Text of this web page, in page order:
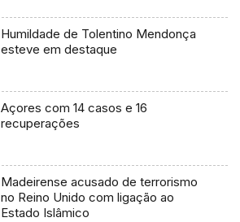
Humildade de Tolentino Mendonça
esteve em destaque
Açores com 14 casos e 16
recuperações
Madeirense acusado de terrorismo
no Reino Unido com ligação ao
Estado Islâmico